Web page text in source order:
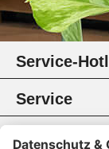
Service-
Service
Information